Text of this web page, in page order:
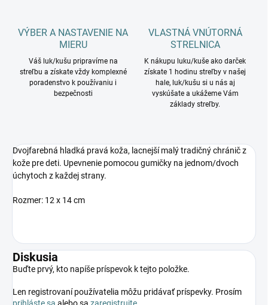
VÝBER A NASTAVENIE NA
MIERU
Váš luk/kušu pripravíme na
streľbu a získate vždy komplexné
poradenstvo k používaniu i
bezpečnosti
VLASTNÁ VNÚTORNÁ
STRELNICA
K nákupu luku/kuše ako darček
získate 1 hodinu streľby v našej
hale, luk/kušu si u nás aj
vyskúšate a ukážeme Vám
základy streľby.
Dvojfarebná hladká pravá koža, lacnejší malý tradičný chránič z
kože pre deti. Upevnenie pomocou gumičky na jednom/dvoch
úchytoch z každej strany.
Rozmer: 12 x 14 cm
Diskusia
Buďte prvý, kto napíše príspevok k tejto položke.
Len registrovaní používatelia môžu pridávať príspevky. Prosím